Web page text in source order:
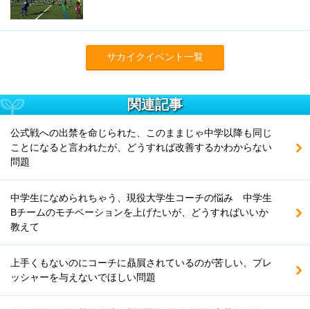
サカイクイベント一覧
関連記事
公式戦への出禁を命じられた、このままじゃ中学以降も同じ
ことになると言われたが、どうすれば改善するかわからない
問題
中学生になめられちゃう、現役大学生コーチの悩み 中学生
Bチームのモチベーションを上げたいが、どうすればいいか
教えて
上手くもないのにコーチに贔屓されているのが苦しい、プレ
ッシャーを与えないでほしい問題